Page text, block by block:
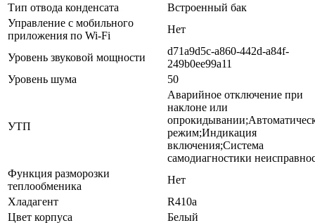
Тип отвода конденсата
Встроенный бак
Управление c мобильного
приложения по Wi-Fi
Нет
Уровень звуковой мощности
d71a9d5c-a860-442d-a84f-
249b0ee99a11
Уровень шума
50
УТП
Аварийное отключение при
наклоне или
режим;Индикация
включения;Система
самодиагностики
Функция разморозки
теплообменика
Нет
Хладагент
R410a
Цвет корпуса
Белый